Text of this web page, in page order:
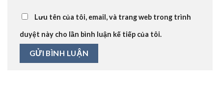
Lưu tên của tôi, email, và trang web trong trình
duyệt này cho lần bình luận kế tiếp của tôi.